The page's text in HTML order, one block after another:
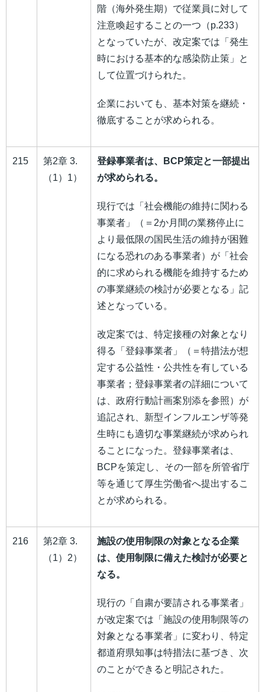
階（海外発生期）で従業員に対して
注意喚起することの一つ（p.233）
となっていたが、改定案では「発生
時における基本的な感染防止策」と
して位置づけられた。
企業においても、基本対策を継続・
徹底することが求められる。
215
第2章 3.
（1）1）
登録事業者は、BCP策定と一部提出
が求められる。
現行では「社会機能の維持に関わる
事業者」（＝2か月間の業務停止に
より最低限の国民生活の維持が困難
になる恐れのある事業者）が「社会
的に求められる機能を維持するため
の事業継続の検討が必要となる」記
述となっている。
改定案では、特定接種の対象となり
得る「登録事業者」（＝特措法が想
定する公益性・公共性を有している
事業者；登録事業者の詳細について
は、政府行動計画案別添を参照）が
追記され、新型インフルエンザ等発
生時にも適切な事業継続が求められ
ることになった。登録事業者は、
BCPを策定し、その一部を所管省庁
等を通じて厚生労働省へ提出するこ
とが求められる。
216
第2章 3.
（1）2）
施設の使用制限の対象となる企業
は、使用制限に備えた検討が必要と
なる。
現行の「自粛が要請される事業者」
が改定案では「施設の使用制限等の
対象となる事業者」に変わり、特定
都道府県知事は特措法に基づき、次
のことができると明記された。